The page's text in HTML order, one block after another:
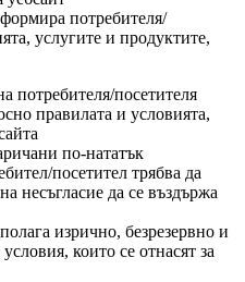
потребителя/
услугите и продуктите,
потребителя/посетителя
правилата и условията,
по-нататък
посетител трябва да
несъгласие да се въздържа
изрично, безрезервно и
които се отнасят за